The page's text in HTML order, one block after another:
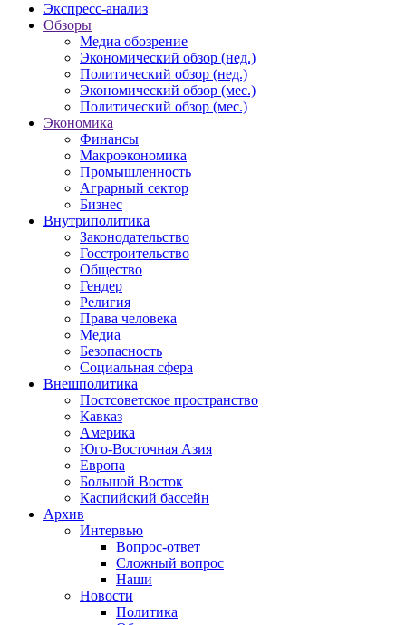
Экспресс-анализ
Обзоры
Медиа обозрение
Экономический обзор (нед.)
Политический обзор (нед.)
Экономический обзор (мес.)
Политический обзор (мес.)
Экономика
Финансы
Макроэкономика
Промышленность
Аграрный сектор
Бизнес
Внутриполитика
Законодательство
Госстроительство
Общество
Гендер
Религия
Права человека
Медиа
Безопасность
Социальная сфера
Внешполитика
Постсоветское пространство
Кавказ
Америка
Юго-Восточная Азия
Европа
Большой Восток
Каспийский бассейн
Архив
Интервью
Вопрос-ответ
Сложный вопрос
Наши
Новости
Политика